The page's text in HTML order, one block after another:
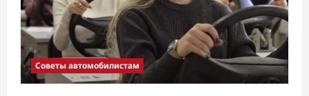
Советы автомобилистам